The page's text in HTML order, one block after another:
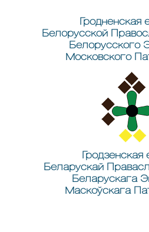
Гродненская
Белорусской
Белорусского
Московского
Гродзенская
Беларускай
Беларускага
Маскоўскага